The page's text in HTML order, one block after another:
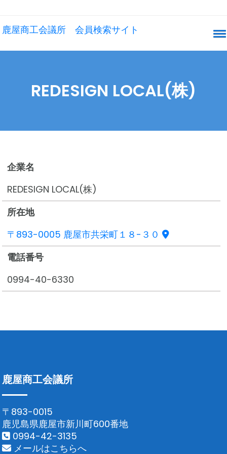
鹿屋商工会議所 会員検索サイト
REDESIGN LOCAL(株)
企業名
REDESIGN LOCAL(株)
所在地
〒893-0005 鹿屋市共栄町１８-３０
電話番号
0994-40-6330
鹿屋商工会議所
〒893-0015
鹿児島県鹿屋市新川町600番地
0994-42-3135
メールはこちらへ